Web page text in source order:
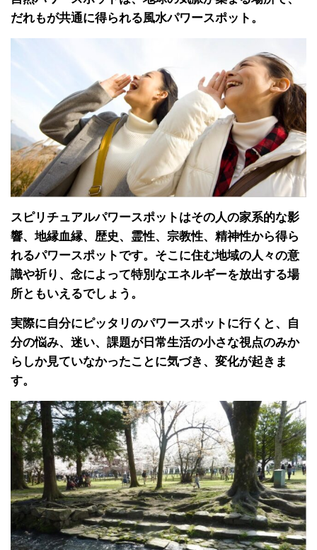
だれもが共通に得られる風水パワースポット。
スピリチュアルパワースポットはその人の家系的な影
響、地縁血縁、歴史、霊性、宗教性、精神性から得ら
れるパワースポットです。そこに住む地域の人々の意
識や祈り、念によって特別なエネルギーを放出する場
所ともいえるでしょう。
実際に自分にピッタリのパワースポットに行くと、自
分の悩み、迷い、課題が日常生活の小さな視点のみか
らしか見ていなかったことに気づき、変化が起きま
す。